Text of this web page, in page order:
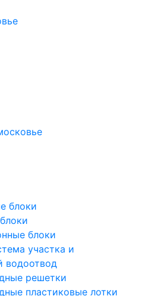
блоки
блоки
участка и
водоотвод
решетки
пластиковые лотки